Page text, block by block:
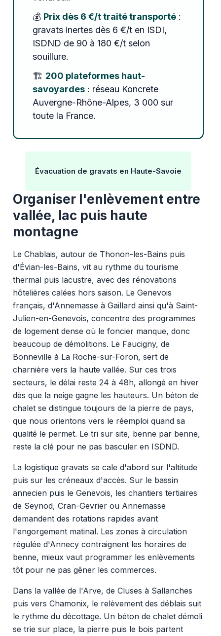
💰 Prix dès 6 €/t traité transporté:
gravats inertes dès 6 €/t en ISDI,
ISDND de 90 à 180 €/t selon
souillure.
🏗️ 200 plateformes haut-
savoyardes: réseau Koncrete
Auvergne-Rhône-Alpes, 3 000 sur
toute la France.
Évacuation de gravats en Haute-Savoie
Organiser l'enlèvement entre
vallée, lac puis haute
montagne
Le Chablais, autour de Thonon-les-Bains puis
d'Évian-les-Bains, vit au rythme du tourisme
thermal puis lacustre, avec des rénovations
hôtelières calées hors saison. Le Genevois
français, d'Annemasse à Gaillard ainsi qu'à Saint-
Julien-en-Genevois, concentre des programmes
de logement dense où le foncier manque, donc
beaucoup de démolitions. Le Faucigny, de
Bonneville à La Roche-sur-Foron, sert de
charnière vers la haute vallée. Sur ces trois
secteurs, le délai reste 24 à 48h, allongé en hiver
dès que la neige gagne les hauteurs. Un béton de
chalet se distingue toujours de la pierre de pays,
que nous orientons vers le réemploi quand sa
qualité le permet. Le tri sur site, benne par benne,
reste la clé pour ne pas basculer en ISDND.
La logistique gravats se cale d'abord sur l'altitude
puis sur les créneaux d'accès. Sur le bassin
annecien puis le Genevois, les chantiers tertiaires
de Seynod, Cran-Gevrier ou Annemasse
demandent des rotations rapides avant
l'engorgement matinal. Les zones à circulation
régulée d'Annecy contraignent les horaires de
benne, mieux vaut programmer les enlèvements
tôt pour ne pas gêner les commerces.
Dans la vallée de l'Arve, de Cluses à Sallanches
puis vers Chamonix, le relèvement des déblais suit
le rythme du décottage. Un béton de chalet démoli
se trie sur place, la pierre puis le bois partent